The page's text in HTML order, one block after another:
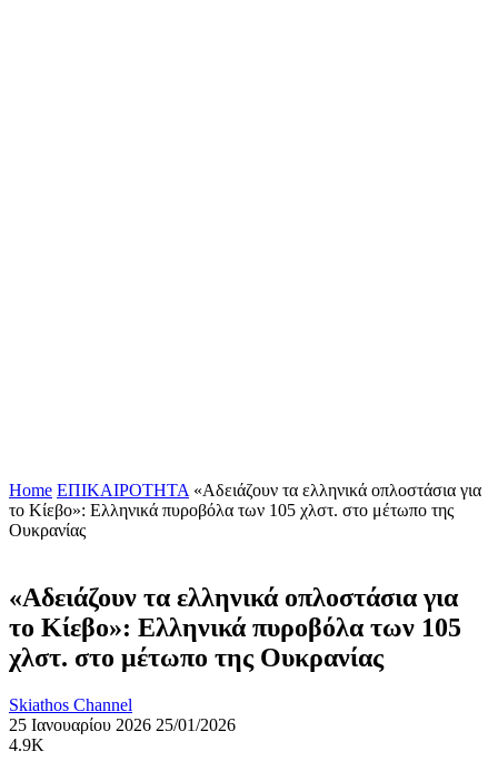
Home ΕΠΙΚΑΙΡΟΤΗΤΑ «Αδειάζουν τα ελληνικά οπλοστάσια για
το Κίεβο»: Ελληνικά πυροβόλα των 105 χλστ. στο μέτωπο της
Ουκρανίας
«Αδειάζουν τα ελληνικά οπλοστάσια για
το Κίεβο»: Ελληνικά πυροβόλα των 105
χλστ. στο μέτωπο της Ουκρανίας
Skiathos Channel
25 Ιανουαρίου 2026 25/01/2026
4.9K